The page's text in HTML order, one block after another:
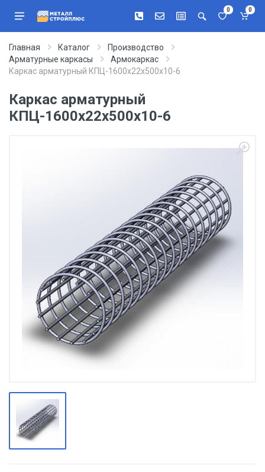
0 0
Главная Каталог
Производство
Арматурные каркасы
Армокаркас
Каркас арматурный КПЦ-1600х22х500х10-6
Каркас арматурный
КПЦ-1600х22х500х10-6